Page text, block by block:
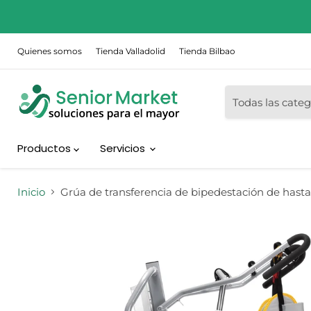
Quienes somos Tienda Valladolid Tienda Bilbao
Todas las
Productos Servicios
Inicio Grúa de transferencia de bipedestación de